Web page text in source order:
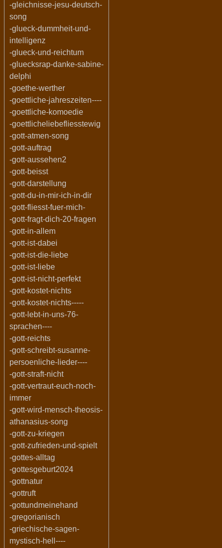
-gleichnisse-jesu-deutsch-
song
-glueck-dummheit-und-
intelligenz
-glueck-und-reichtum
-gluecksrap-danke-sabine-
delphi
-goethe-werther
-goettliche-jahreszeiten----
-goettliche-komoedie
-goettlicheliebefliesstewig
-gott-atmen-song
-gott-auftrag
-gott-aussehen2
-gott-beisst
-gott-darstellung
-gott-du-in-mir-ich-in-dir
-gott-fliesst-fuer-mich-
-gott-fragt-dich-20-fragen
-gott-in-allem
-gott-ist-dabei
-gott-ist-die-liebe
-gott-ist-liebe
-gott-ist-nicht-perfekt
-gott-kostet-nichts
-gott-kostet-nichts-----
-gott-lebt-in-uns-76-
sprachen----
-gott-reichts
-gott-schreibt-susanne-
persoenliche-lieder----
-gott-straft-nicht
-gott-vertraut-euch-noch-
immer
-gott-wird-mensch-theosis-
athanasius-song
-gott-zu-kriegen
-gott-zufrieden-und-spielt
-gottes-alltag
-gottesgeburt2024
-gottnatur
-gottruft
-gottundmeinehand
-gregorianisch
-griechische-sagen-
mystisch-hell----